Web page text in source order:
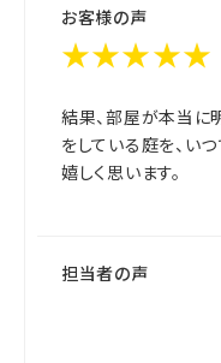
お客様の声
★★★★★
結果、部屋が本当に
をしている庭を、い
嬉しく思います。
担当者の声